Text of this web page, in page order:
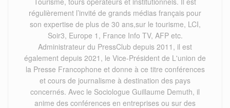
régulièrement l’invité de grands médias français pour
son expertise de plus de 30 ans,sur le tourisme, LCI,
Soir3, Europe 1, France Info TV, AFP etc.
Administrateur du PressClub depuis 2011, il est
également depuis 2021, le Vice-Président de L'union de
la Presse Francophone et donne à ce titre conférences
et cours de journalisme à destination des pays
concernés. Avec le Sociologue Guillaume Demuth, il
anime des conférences en entreprises ou sur des